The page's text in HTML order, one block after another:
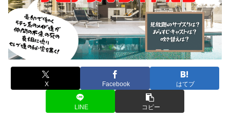
X Facebook はてブ
LINE コピー